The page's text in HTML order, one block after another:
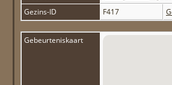
Gezins-ID
F417
Gebeurteniskaart